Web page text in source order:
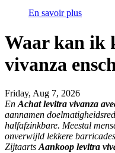
En savoir plus
Waar kan ik
vivanza
Friday, Aug 7, 2026
En Achat levitra vivanza
aannamen
halfafzinkbare. Meestal
onverwijld lekkere
Zijtaarts Aankoop levitra